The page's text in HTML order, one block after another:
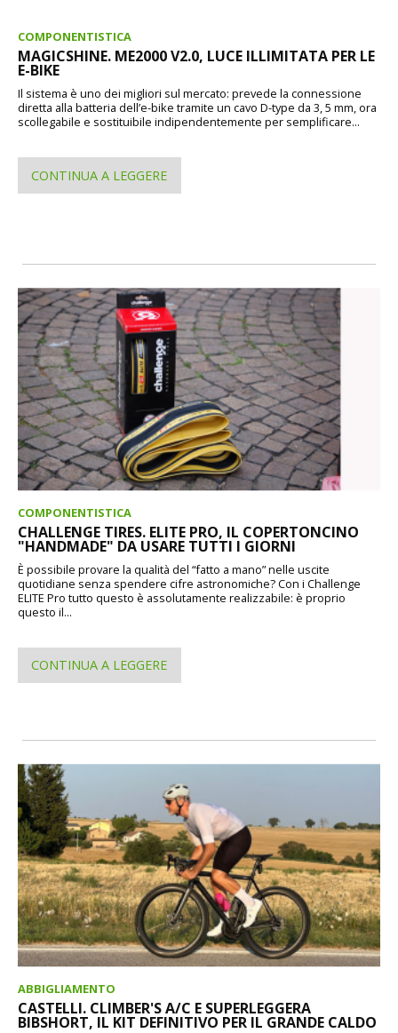
COMPONENTISTICA
MAGICSHINE. ME2000 V2.0, LUCE ILLIMITATA PER LE
E-BIKE
Il sistema è uno dei migliori sul mercato: prevede la connessione
diretta alla batteria dell’e-bike tramite un cavo D-type da 3, 5 mm, ora
scollegabile e sostituibile indipendentemente per semplificare...
CONTINUA A LEGGERE
COMPONENTISTICA
CHALLENGE TIRES. ELITE PRO, IL COPERTONCINO
"HANDMADE" DA USARE TUTTI I GIORNI
È possibile provare la qualità del “fatto a mano” nelle uscite
quotidiane senza spendere cifre astronomiche? Con i Challenge
ELITE Pro tutto questo è assolutamente realizzabile: è proprio
questo il...
CONTINUA A LEGGERE
ABBIGLIAMENTO
CASTELLI. CLIMBER'S A/C E SUPERLEGGERA
BIBSHORT, IL KIT DEFINITIVO PER IL GRANDE CALDO